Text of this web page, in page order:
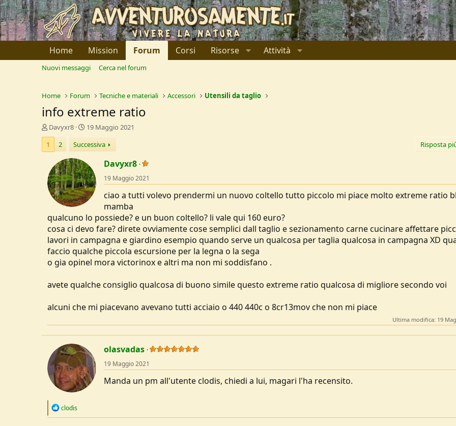
Home Mission Forum Corsi Risorse Attività
Nuovi messaggi Cerca nel forum
Home Forum Tecniche e materiali Accessori Utensili da taglio
info extreme ratio
C
r
e
a
o
r
e
D
s
c
u
s
s
i
n
Davyxr8
D
t
a
d
i
I
n
i
o
19 Maggio 2021
1
2 Successiva Risposta
Davyxr8
19 Maggio 2021
ciao a tutti volevo prendermi un nuovo coltello tutto piccolo mi piace molto extreme ratio
mamba
qualcuno lo possiede? e un buon coltello? li vale qui 160 euro?
cosa ci devo fare? direte ovviamente cose semplici dall taglio e sezionamento carne cucinare affettare
lavori in campagna e giardino esempio quando serve un qualcosa per taglia qualcosa in campagna XD
faccio qualche piccola escursione per la legna o la sega
o gia opinel mora victorinox e altri ma non mi soddisfano .
avete qualche consiglio qualcosa di buono simile questo extreme ratio qualcosa di migliore secondo voi
alcuni che mi piacevano avevano tutti acciaio o 440 440c o 8cr13mov che non mi piace
Ultima modifica: 19
olasvadas
19 Maggio 2021
Manda un pm all'utente clodis, chiedi a lui, magari l'ha recensito.
R
clodis